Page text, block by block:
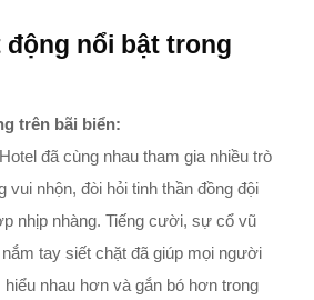
nổi bật trong
trên bãi biển:
đã cùng nhau tham gia nhiều trò
vui nhộn, đòi hỏi tinh thần đồng đội
nhịp nhàng. Tiếng cười, sự cổ vũ
tay siết chặt đã giúp mọi người
hiểu nhau hơn và gắn bó hơn trong